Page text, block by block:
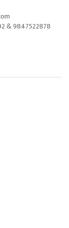
& 9847522878